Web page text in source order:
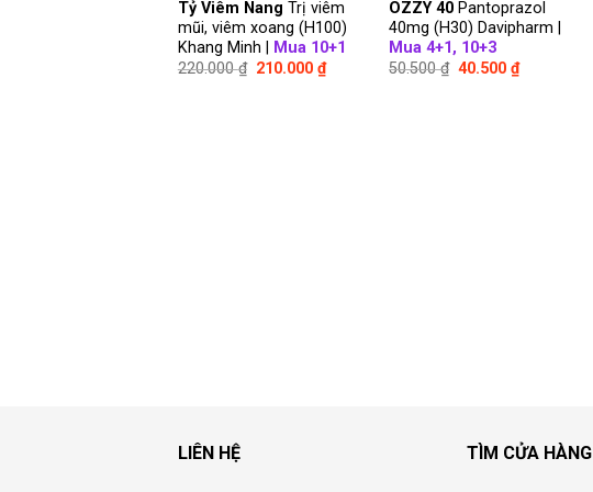
Tỷ Viêm Nang Trị viêm
mũi, viêm xoang (H100)
Khang Minh |
Mua 10+1
220.000₫ 210.000₫
OZZY 40 Pantoprazol
40mg (H30) Davipharm |
Mua 4+1, 10+3
50.500₫ 40.500₫
LIÊN HỆ TÌM CỬA HÀNG